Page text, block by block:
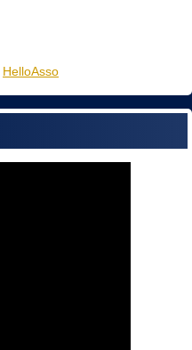
HelloAsso